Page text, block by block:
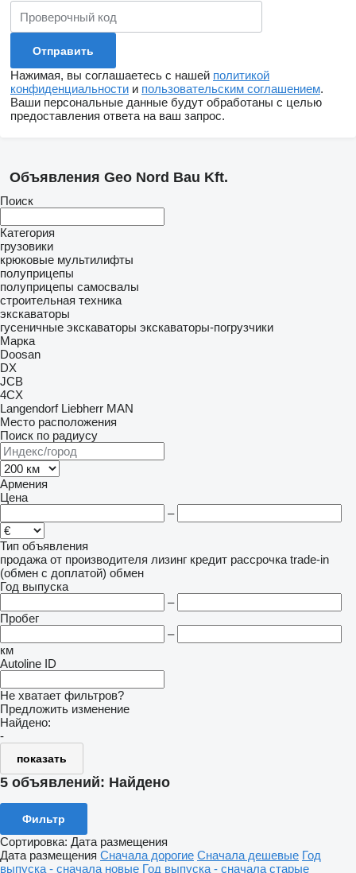
Нажимая, вы соглашаетесь с нашей политикой
конфиденциальности и пользовательским соглашением.
Ваши персональные данные будут обработаны с целью
предоставления ответа на ваш запрос.
Объявления Geo Nord Bau Kft.
Поиск
Категория
грузовики
крюковые мультилифты
полуприцепы
полуприцепы самосвалы
строительная техника
экскаваторы
гусеничные экскаваторы экскаваторы-погрузчики
Марка
Doosan
DX
JCB
4CX
Langendorf Liebherr MAN
Место расположения
Поиск по радиусу
Армения
Цена
–
Тип объявления
продажа от производителя лизинг кредит рассрочка trade-in
(обмен с доплатой) обмен
Год выпуска
–
Пробег
–
км
Autoline ID
Не хватает фильтров?
Предложить изменение
Найдено:
-
показать
5 объявлений: Найдено
Фильтр
Сортировка: Дата размещения
Дата размещения Сначала дорогие Сначала дешевые Год
выпуска - сначала новые Год выпуска - сначала старые